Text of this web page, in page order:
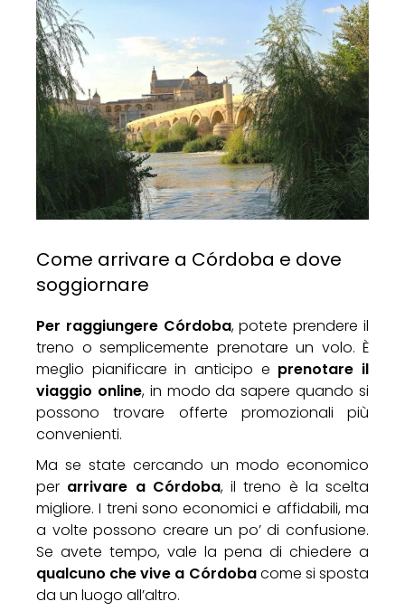
Come arrivare a Córdoba e dove
soggiornare
Per raggiungere Córdoba, potete prendere il
treno o semplicemente prenotare un volo. È
meglio pianificare in anticipo e prenotare il
viaggio online, in modo da sapere quando si
possono trovare offerte promozionali più
convenienti.
Ma se state cercando un modo economico
per arrivare a Córdoba, il treno è la scelta
migliore. I treni sono economici e affidabili, ma
a volte possono creare un po’ di confusione.
Se avete tempo, vale la pena di chiedere a
qualcuno che vive a Córdobacome si sposta
da un luogo all’altro.